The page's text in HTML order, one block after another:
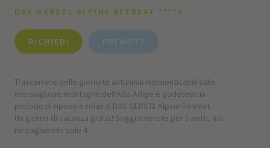
DAS GERSTL ALPINE RETREAT ****S
RICHIEDI PRENOTA
Trascorrete delle giornate autunnali indimenticabili sulle
meravigliose montagne dell'Alto Adige e godetevi un
periodo di riposo e relax al DAS GERSTL Alpine Retreat.
Un giorno di vacanza gratis! Soggiornerete per 5 notti, ma
ne pagherete solo 4.